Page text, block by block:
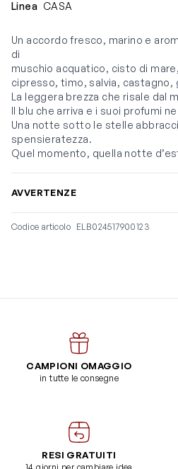
Linea CASA
Un accordo fresco, marino e
di
muschio acquatico, cisto di
cipresso, timo, salvia, castagno,
La leggera brezza che risale dal
Il blu che arriva e i suoi profumi
Una notte sotto le stelle
spensieratezza.
Quel momento, quella notte
AVVERTENZE
Codice articolo ELB024517900123
CAMPIONI OMAGGIO
in tutte le consegne
RESI GRATUITI